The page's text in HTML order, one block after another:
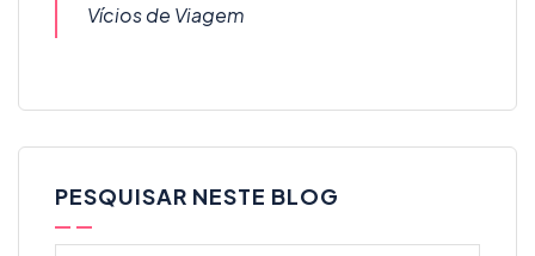
Vícios de Viagem
PESQUISAR NESTE BLOG